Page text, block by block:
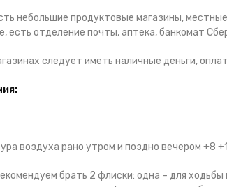
небольшие продуктовые магазины,
есть отделение почты, аптека, банкомат
следует иметь наличные деньги,
воздуха рано утром и поздно вечером +8
брать 2 флиски: одна – для